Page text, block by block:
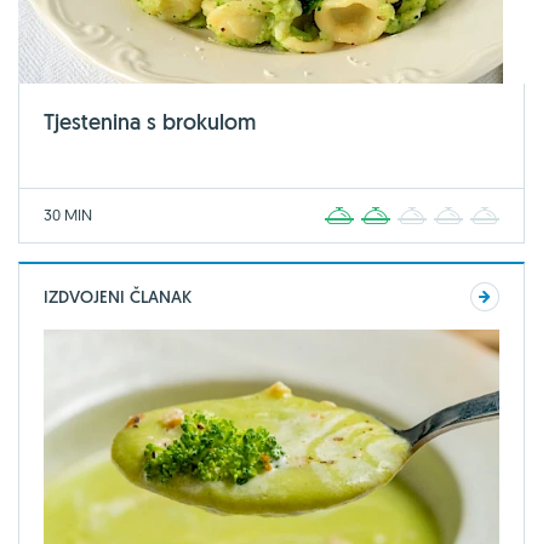
Tjestenina s brokulom
30 MIN 2 3 4
IZDVOJENI ČLANAK